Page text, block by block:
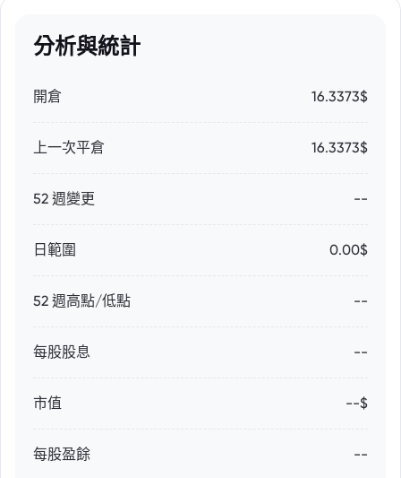
分析與統計
開倉 16.3373$
上一次平倉 16.3373$
52 週變更 --
日範圍 0.00$
52 週高點/低點 --
每股股息 --
市值 --$
每股盈餘 --